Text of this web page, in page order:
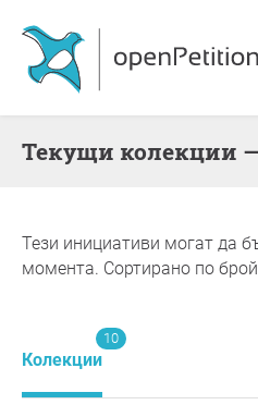
Текущи колекции
Тези инициативи могат да
момента. Сортирано по
Колекции
10